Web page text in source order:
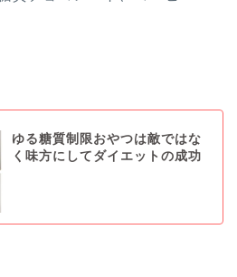
ゆる糖質制限おやつは敵ではな
く味方にしてダイエットの成功